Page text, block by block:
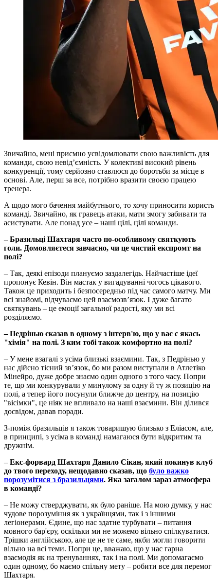
Звичайно, мені приємно усвідомлювати свою важливість для
команди, свою невідʼємність. У колективі високий рівень
конкуренції, тому серйозно ставлюся до боротьби за місце в
основі. Але, перш за все, потрібно вразити своєю працею
тренера.
А щодо мого бачення майбутнього, то хочу приносити користь
команді. Звичайно, як гравець атаки, мати змогу забивати та
асистувати. Але понад усе – наші цілі, цілі команди.
– Бразильці Шахтаря часто по-особливому святкують
голи. Домовляєтеся завчасно, чи це чистий експромт на
полі?
– Так, деякі епізоди плануємо заздалегідь. Найчастіше ідеї
пропонує Кевін. Він мастак у вигадуванні чогось цікавого.
Також це приходить і безпосередньо під час самого матчу. Ми
всі знайомі, відчуваємо цей взаємозвʼязок. І дуже багато
святкувань – це емоції загальної радості, яку ми всі
розділяємо.
– Педрінью сказав в одному з інтерв'ю, що у вас є якась
"хімія" на полі. З ким тобі також комфортно на полі?
– У мене взагалі з усіма близькі взаємини. Так, з Педрінью у
нас дійсно тісний звʼязок, бо ми разом виступали в Атлетіко
Мінейро, дуже добре знаємо один одного з того часу. Попри
те, що ми конкурували у минулому за одну й ту ж позицію на
полі, а тепер його посунули ближче до центру, на позицію
"вісімки", це ніяк не впливало на наші взаємини. Він ділився
досвідом, давав поради.
З-поміж бразильців я також товаришую близько з Еліасом, але,
в принципі, з усіма в команді намагаюся бути відкритим та
дружнім.
– Екс-форвард Шахтаря Данило Сікан, який покинув клуб
до твого переходу, нещодавно сказав, що було важко
порозумітися з бразильцями. Яка загалом зараз атмосфера
в команді?
– Не можу стверджувати, як було раніше. На мою думку, у нас
чудове порозуміння як з українцями, так і з іншими
легіонерами. Єдине, що нас здатне турбувати – питання
мовного бар'єру, оскільки ми не можемо вільно спілкуватися.
Трішки англійською, але це не те саме, якби могли говорити
вільно на всі теми. Попри це, вважаю, що у нас гарна
взаємодія як на тренуваннях, так і на полі. Ми допомагаємо
один одному, бо маємо спільну мету – робити все для перемог
Шахтаря.